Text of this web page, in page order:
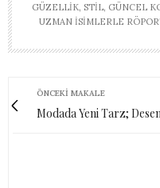
GÜZELLIK, STIL, GÜNCEL
UZMAN ISIMLERLE
ÖNCEKI MAKALE
Modada Yeni Tarz;